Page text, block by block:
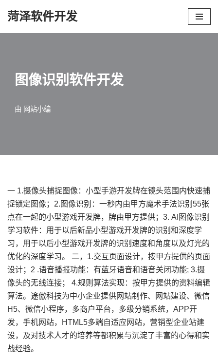
菏泽软件开发
图像识别软件开发
由 网站小编
一 1.摄像头捕捉图像：小型手游开发牌在镜头范围内快速捕
捉锁定图像；2.图像识别：一秒内由甲方魔术手法识别55张
点在一起的小型游戏开发牌，牌由甲方提供；3. AI图像识别
学习软件：用于以后新品小型游戏开发牌的识别和深度学
习，用于以后小型游戏开发牌的识别速度和角度以及灯光的
优化的深度学习。 二，1.交互页面设计，按甲方提供的页面
设计；2 .语音播报功能：有蓝牙语音和语音关闭功能; 3.摄
像头的无线连接； 4.规则算法实现：按甲方提供的资料编辑
算法。途傲科技为中小企业提供网站制作、网站建设、微信
H5、微信小程序，多商户平台，多级分销系统，APP开
发，手机网站，HTML5多端自适应网站，营销型企业站建
设，及对技术人才的培养等都积累与沉淀了丰富的心得和实
战经验。